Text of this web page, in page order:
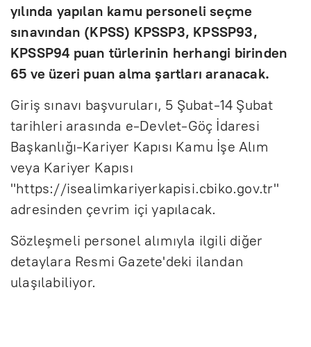
yılında yapılan kamu personeli seçme
sınavından (KPSS) KPSSP3, KPSSP93,
KPSSP94 puan türlerinin herhangi birinden
65 ve üzeri puan alma şartları aranacak.
Giriş sınavı başvuruları, 5 Şubat-14 Şubat
tarihleri arasında e-Devlet-Göç İdaresi
Başkanlığı-Kariyer Kapısı Kamu İşe Alım
veya Kariyer Kapısı
"https://isealimkariyerkapisi.cbiko.gov.tr"
adresinden çevrim içi yapılacak.
Sözleşmeli personel alımıyla ilgili diğer
detaylara Resmi Gazete'deki ilandan
ulaşılabiliyor.